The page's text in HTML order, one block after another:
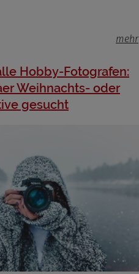
mehr
Hobby-Fotografen:
Weihnachts- oder
gesucht